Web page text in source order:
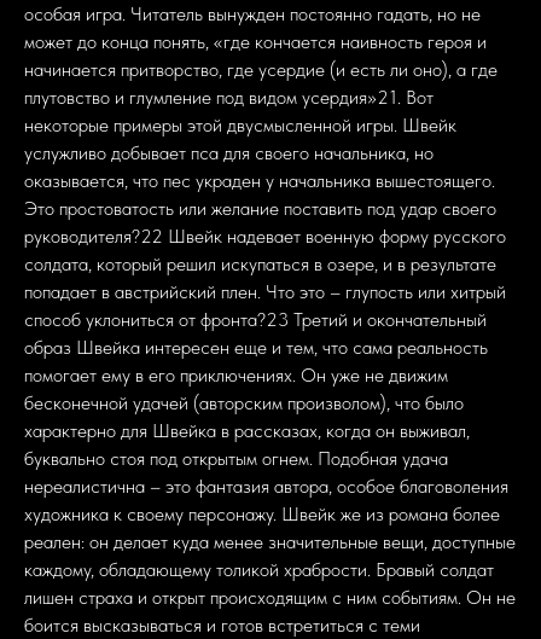
особая игра. Читатель вынужден постоянно гадать, но не
может до конца понять, «где кончается наивность героя и
начинается притворство, где усердие (и есть ли оно), а где
плутовство и глумление под видом усердия»21. Вот
некоторые примеры этой двусмысленной игры. Швейк
услужливо добывает пса для своего начальника, но
оказывается, что пес украден у начальника вышестоящего.
Это простоватость или желание поставить под удар своего
руководителя?22 Швейк надевает военную форму русского
солдата, который решил искупаться в озере, и в результате
попадает в австрийский плен. Что это – глупость или хитрый
способ уклониться от фронта?23 Третий и окончательный
образ Швейка интересен еще и тем, что сама реальность
помогает ему в его приключениях. Он уже не движим
бесконечной удачей (авторским произволом), что было
характерно для Швейка в рассказах, когда он выживал,
буквально стоя под открытым огнем. Подобная удача
нереалистична – это фантазия автора, особое благоволения
художника к своему персонажу. Швейк же из романа более
реален: он делает куда менее значительные вещи, доступные
каждому, обладающему толикой храбрости. Бравый солдат
лишен страха и открыт происходящим с ним событиям. Он не
боится высказываться и готов встретиться с теми